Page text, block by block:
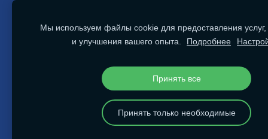
Мы используем файлы cookie для предоставления услуг,
и улучшения вашего опыта.
Подробнее
Принять все
Принять только необходимые